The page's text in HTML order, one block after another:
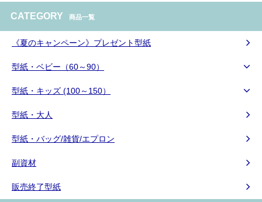
CATEGORY 商品一覧
《夏のキャンペーン》プレゼント型紙
型紙・ベビー（60～90）
型紙・キッズ (100～150）
型紙・大人
型紙・バッグ/雑貨/エプロン
副資材
販売終了型紙